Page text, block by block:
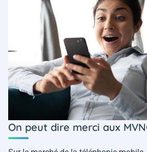
On peut dire merci aux